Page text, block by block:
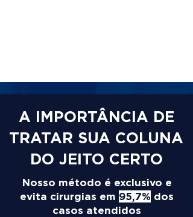
A IMPORTÂNCIA DE
TRATAR SUA COLUNA
DO JEITO CERTO
Nosso método é exclusivo e
evita cirurgias em 95,7% dos
casos atendidos